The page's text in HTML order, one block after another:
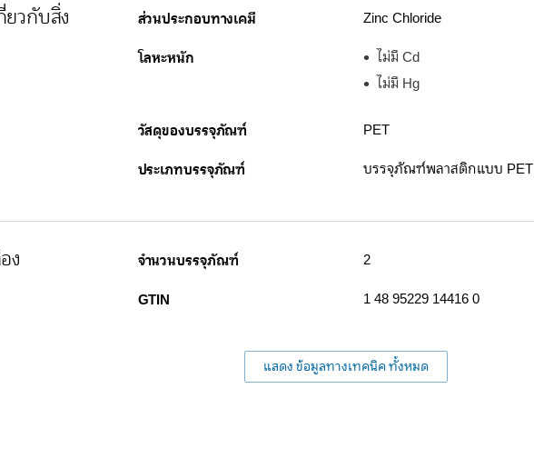
วกับสิ่ง ส่วนประกอบทางเคมี Zinc Chloride
โลหะหนัก
ไม่มี Cd
ไม่มี Hg
วัสดุของบรรจุภัณฑ์ PET
ประเภทบรรจุภัณฑ์ บรรจุภัณฑ์พลาสติกแบบ PET
ง จำนวนบรรจุภัณฑ์ 2
GTIN 1 48 95229 14416 0
แสดง ข้อมูลทางเทคนิค ทั้งหมด